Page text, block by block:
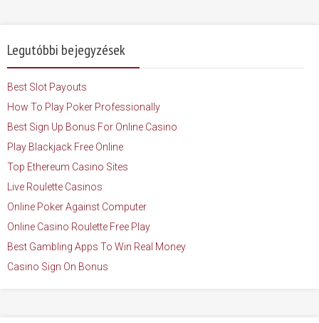
Legutóbbi bejegyzések
Best Slot Payouts
How To Play Poker Professionally
Best Sign Up Bonus For Online Casino
Play Blackjack Free Online
Top Ethereum Casino Sites
Live Roulette Casinos
Online Poker Against Computer
Online Casino Roulette Free Play
Best Gambling Apps To Win Real Money
Casino Sign On Bonus